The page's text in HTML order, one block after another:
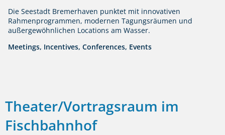
Die Seestadt Bremerhaven punktet mit innovativen
Rahmenprogrammen, modernen Tagungsräumen und
außergewöhnlichen Locations am Wasser.
Meetings, Incentives, Conferences, Events
Theater/Vortragsraum im
Fischbahnhof